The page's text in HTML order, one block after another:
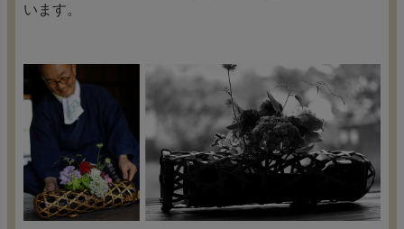
います。